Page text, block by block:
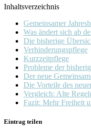
Inhaltsverzeichnis
Gemeinsamer
Was ändert sich ab
Die bisherige
Verhinderungspflege
Kurzzeitpflege
Probleme der
Der neue
Die Vorteile des
Vergleich: Alte
Fazit: Mehr Freiheit
Eintrag teilen